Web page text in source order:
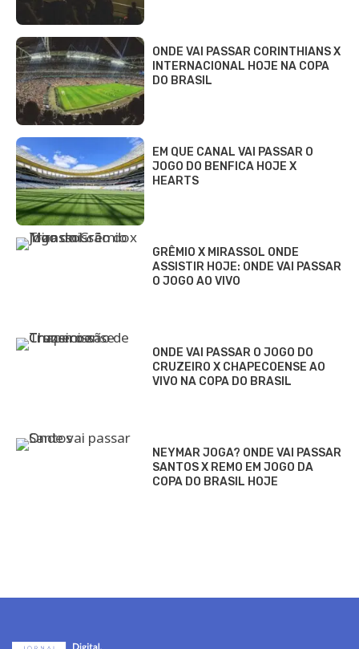
ONDE VAI PASSAR CORINTHIANS X
INTERNACIONAL HOJE NA COPA
DO BRASIL
EM QUE CANAL VAI PASSAR O
JOGO DO BENFICA HOJE X
HEARTS
GRÊMIO X MIRASSOL ONDE
ASSISTIR HOJE: ONDE VAI PASSAR
O JOGO AO VIVO
ONDE VAI PASSAR O JOGO DO
CRUZEIRO X CHAPECOENSE AO
VIVO NA COPA DO BRASIL
NEYMAR JOGA? ONDE VAI PASSAR
SANTOS X REMO EM JOGO DA
COPA DO BRASIL HOJE